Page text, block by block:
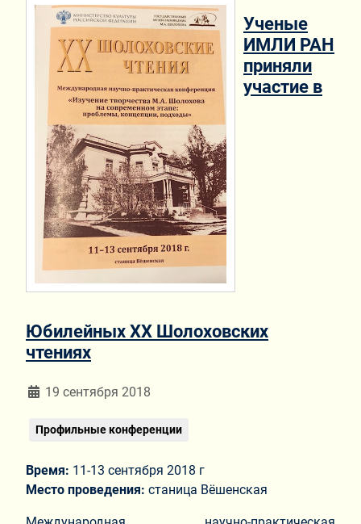
Ученые
ИМЛИ РАН
приняли
участие в
Юбилейных ХХ Шолоховских
чтениях
Информация о материале
19 сентября 2018
Профильные конференции
Время: 11-13 сентября 2018 г
Место проведения: станица Вёшенская